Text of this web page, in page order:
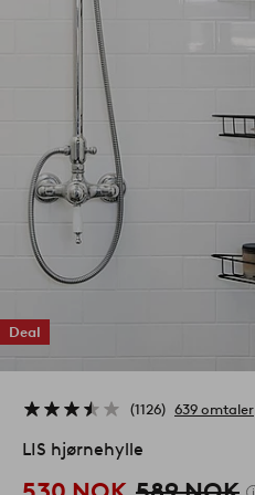
Deal
1126 639 omtaler
LIS hjørnehylle